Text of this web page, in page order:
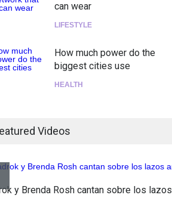
can wear
LIFESTYLE
How much power do the
biggest cities use
HEALTH
Nuclear fusion closer to
Videos
y Brenda Rosh cantan sobre los lazos